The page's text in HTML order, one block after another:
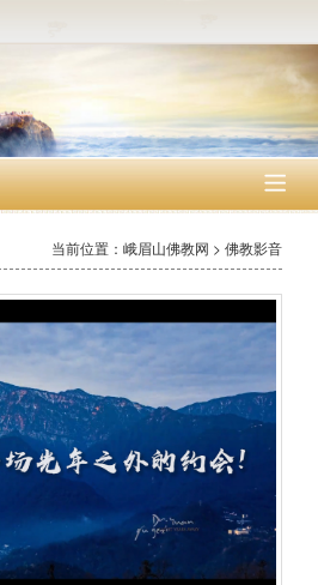

当前位置：峨眉山佛教网 > 佛教影音